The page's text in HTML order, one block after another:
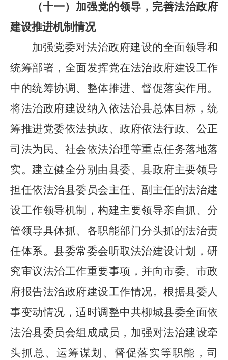
（十一）加强党的领导，完善法治政府
建设推进机制情况
加强党委对法治政府建设的全面领导和
统筹部署，全面发挥党在法治政府建设工作
中的统筹协调、整体推进、督促落实作用。
将法治政府建设纳入依法治县总体目标，统
筹推进党委依法执政、政府依法行政、公正
司法为民、社会依法治理等重点任务落地落
实。建立健全分别由县委、县政府主要领导
担任依法治县委员会主任、副主任的法治建
设工作领导机制，构建主要领导亲自抓、分
管领导具体抓、各职能部门分头抓的法治责
任体系。县委常委会听取法治建设计划，研
究审议法治工作重要事项，并向市委、市政
府报告法治政府建设工作情况。根据县委人
事变动情况，适时调整中共柳城县委全面依
法治县委员会组成成员，加强对法治建设牵
头抓总、运筹谋划、督促落实等职能，司